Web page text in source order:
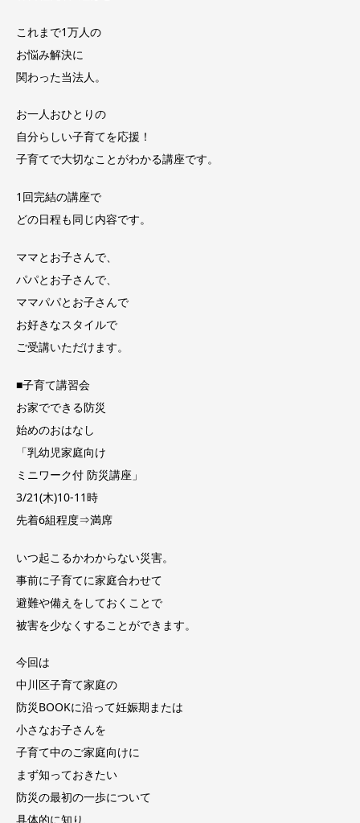
これまで1万人の
お悩み解決に
関わった当法人。
お一人おひとりの
自分らしい子育てを応援！
子育てで大切なことがわかる講座です。
1回完結の講座で
どの日程も同じ内容です。
ママとお子さんで、
パパとお子さんで、
ママパパとお子さんで
お好きなスタイルで
ご受講いただけます。
■子育て講習会
お家でできる防災
始めのおはなし
「乳幼児家庭向け
ミニワーク付 防災講座」
3/21(木)10-11時
先着6組程度⇒満席
いつ起こるかわからない災害。
事前に子育てに家庭合わせて
避難や備えをしておくことで
被害を少なくすることができます。
今回は
中川区子育て家庭の
防災BOOKに沿って妊娠期または
小さなお子さんを
子育て中のご家庭向けに
まず知っておきたい
防災の最初の一歩について
具体的に知り、